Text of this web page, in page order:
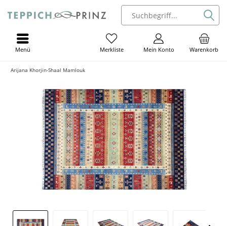
Warenkorb
Mein Konto
Merkliste
Menü
Arijana Khorjin-Shaal Mamlouk